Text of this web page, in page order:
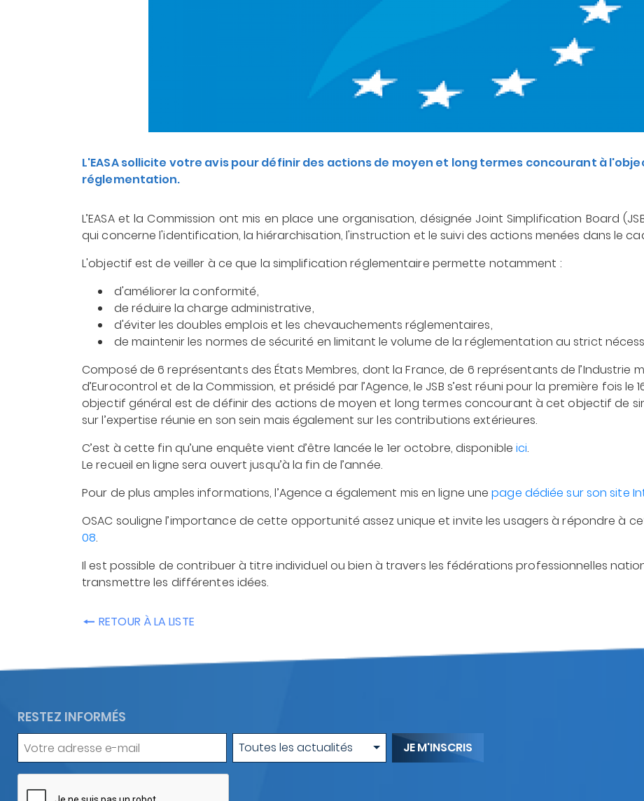
L'EASA sollicite votre avis pour définir des actions de moyen et long termes concourant à
réglementation.
L’EASA et la Commission ont mis en place une organisation, désignée Joint Simplification Board
qui concerne l'identification, la hiérarchisation, l'instruction et le suivi des actions menées dans le
L'objectif est de veiller à ce que la simplification réglementaire permette notamment :
d'améliorer la conformité,
de réduire la charge administrative,
d'éviter les doubles emplois et les chevauchements réglementaires,
de maintenir les normes de sécurité en limitant le volume de la réglementation au strict
Composé de 6 représentants des États Membres, dont la France, de 6 représentants de l’Industrie
d’Eurocontrol et de la Commission, et présidé par l’Agence, le JSB s’est réuni pour la première fois le
objectif général est de définir des actions de moyen et long termes concourant à cet objectif de
sur l’expertise réunie en son sein mais également sur les contributions extérieures.
C’est à cette fin qu’une enquête vient d’être lancée le 1er octobre, disponible ici.
Le recueil en ligne sera ouvert jusqu’à la fin de l’année.
Pour de plus amples informations, l’Agence a également mis en ligne unepage dédiée sur son site
OSAC souligne l’importance de cette opportunité assez unique et invite les usagers à répondre à
08.
Il est possible de contribuer à titre individuel ou bien à travers les fédérations professionnelles
transmettre les différentes idées.
RETOUR À LA LISTE
RESTEZ INFORMÉS
Votre
adresse
e-
mail
Type
d'actualité
Toutes les actualités